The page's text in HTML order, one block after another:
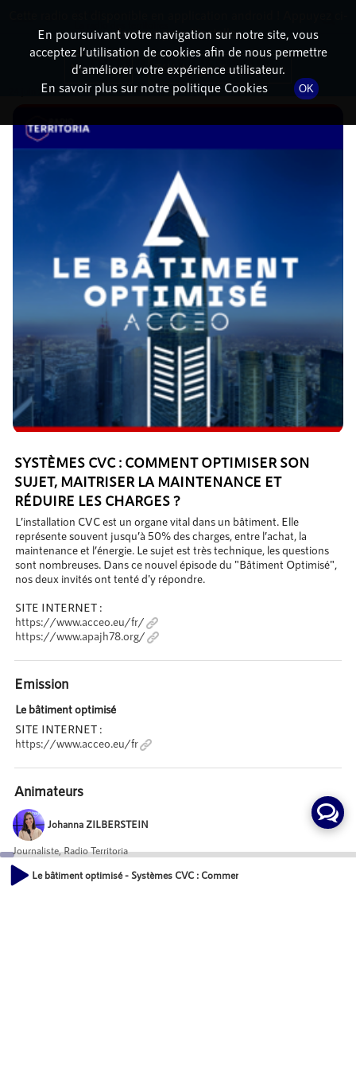
DÉTAILS DE L'ÉPISODE
24 juin 2021 à 11h24, durée : 30 minutes
SYSTÈMES CVC : COMMENT OPTIMISER SON
SUJET, MAITRISER LA MAINTENANCE ET
RÉDUIRE LES CHARGES ?
L’installation CVC est un organe vital dans un bâtiment. Elle
représente souvent jusqu’à 50% des charges, entre l’achat, la
maintenance et l’énergie. Le sujet est très technique, les questions
sont nombreuses. Dans ce nouvel épisode du "Bâtiment Optimisé",
nos deux invités ont tenté d'y répondre.
SITE INTERNET :
https://www.acceo.eu/fr/
https://www.apajh78.org/
Emission
Le bâtiment optimisé
SITE INTERNET :
https://www.acceo.eu/fr
Animateurs
Johanna ZILBERSTEIN
Journaliste, Radio Territoria
Le bâtiment optimisé - Systèmes CVC : Comment optimiser son sujet,
En poursuivant votre navigation sur notre site, vous
acceptez l’utilisation de cookies afin de nous permettre
d’améliorer votre expérience utilisateur.
En savoir plus sur notre politique Cookies
OK
dessous pour l'installer.
Non merci Télécharger l'application